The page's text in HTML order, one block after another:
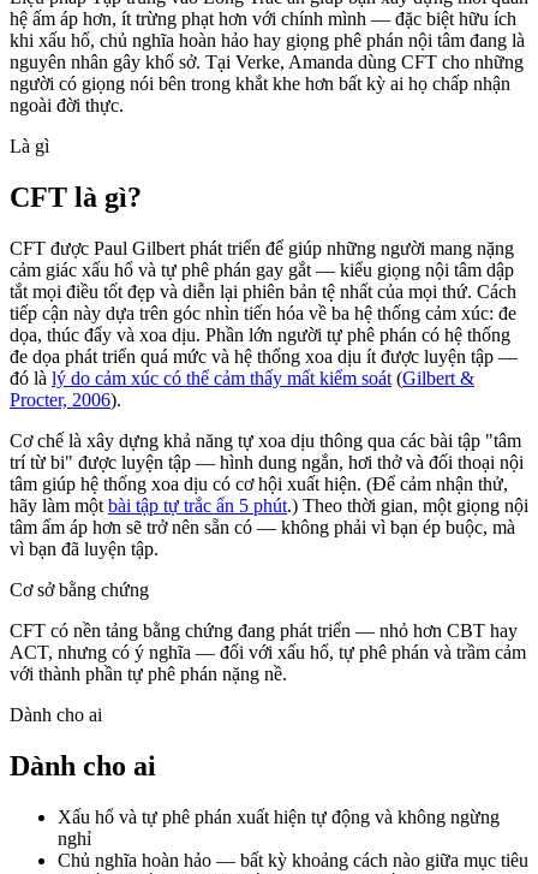
hệ ấm áp hơn, ít trừng phạt hơn với chính mình — đặc biệt hữu ích
khi xấu hổ, chủ nghĩa hoàn hảo hay giọng phê phán nội tâm đang là
nguyên nhân gây khổ sở. Tại Verke, Amanda dùng CFT cho những
người có giọng nói bên trong khắt khe hơn bất kỳ ai họ chấp nhận
ngoài đời thực.
Là gì
CFT là gì?
CFT được Paul Gilbert phát triển để giúp những người mang nặng
cảm giác xấu hổ và tự phê phán gay gắt — kiểu giọng nội tâm dập
tắt mọi điều tốt đẹp và diễn lại phiên bản tệ nhất của mọi thứ. Cách
tiếp cận này dựa trên góc nhìn tiến hóa về ba hệ thống cảm xúc: đe
dọa, thúc đẩy và xoa dịu. Phần lớn người tự phê phán có hệ thống
đe dọa phát triển quá mức và hệ thống xoa dịu ít được luyện tập —
đó là lý do cảm xúc có thể cảm thấy mất kiểm soát (Gilbert &
Procter, 2006).
Cơ chế là xây dựng khả năng tự xoa dịu thông qua các bài tập "tâm
trí từ bi" được luyện tập — hình dung ngắn, hơi thở và đối thoại nội
tâm giúp hệ thống xoa dịu có cơ hội xuất hiện. (Để cảm nhận thử,
hãy làm một bài tập tự trắc ẩn 5 phút.) Theo thời gian, một giọng nội
tâm ấm áp hơn sẽ trở nên sẵn có — không phải vì bạn ép buộc, mà
vì bạn đã luyện tập.
Cơ sở bằng chứng
CFT có nền tảng bằng chứng đang phát triển — nhỏ hơn CBT hay
ACT, nhưng có ý nghĩa — đối với xấu hổ, tự phê phán và trầm cảm
với thành phần tự phê phán nặng nề.
Dành cho ai
Dành cho ai
Xấu hổ và tự phê phán xuất hiện tự động và không ngừng
nghỉ
Chủ nghĩa hoàn hảo — bất kỳ khoảng cách nào giữa mục tiêu